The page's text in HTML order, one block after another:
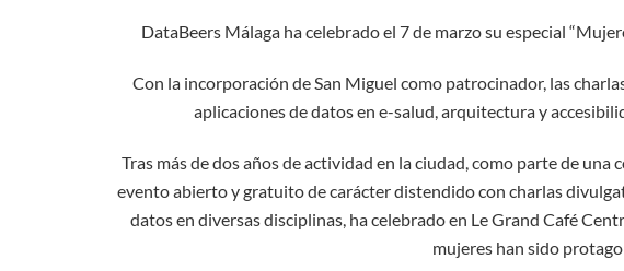
DataBeers Málaga ha celebrado el 7 de marzo su especial
Con la incorporación de San Miguel como patrocinador, las
aplicaciones de datos en e-salud, arquitectura y
Tras más de dos años de actividad en la ciudad, como parte de
evento abierto y gratuito de carácter distendido con charlas
datos en diversas disciplinas, ha celebrado en Le Grand Café
mujeres han sido